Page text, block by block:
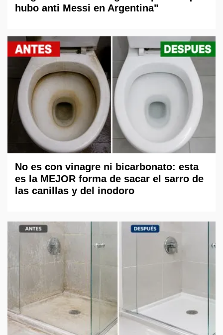
hubo anti Messi en Argentina"
No es con vinagre ni bicarbonato: esta
es la MEJOR forma de sacar el sarro de
las canillas y del inodoro